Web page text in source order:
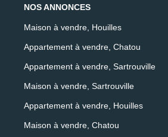
NOS ANNONCES
Maison à vendre, Houilles
Appartement à vendre, Chatou
Appartement à vendre, Sartrouville
Maison à vendre, Sartrouville
Appartement à vendre, Houilles
Maison à vendre, Chatou